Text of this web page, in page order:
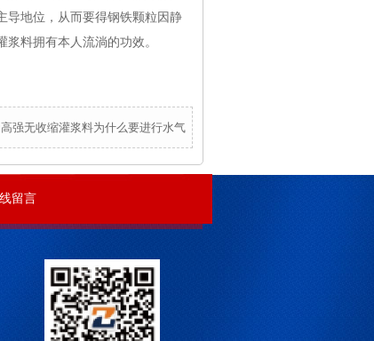
导地位，从而要得钢铁颗粒因静
料拥有本人流淌的功效。
强无收缩灌浆料为什么要进行水气
留言